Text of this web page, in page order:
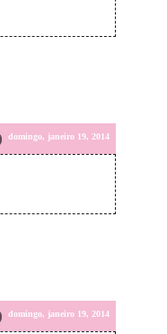
domingo, janeiro 19, 2014
domingo, janeiro 19, 2014